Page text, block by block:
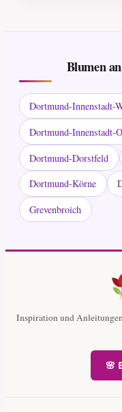
Blumen
Dortmund-Innenstadt-
Dortmund-Innenstadt-
Dortmund-Dorstfeld
Dortmund-Körne
Grevenbroich
Inspiration und
🌸